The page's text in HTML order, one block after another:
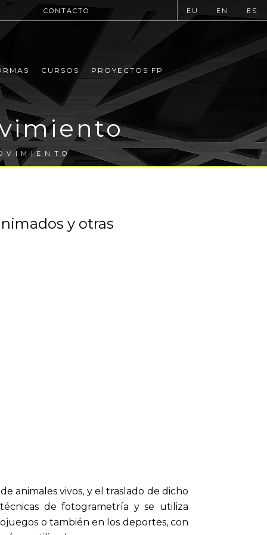
CONTACTO EU EN ES
CURSOS PROYECTOS FP
y otras
animales vivos, y el traslado de dicho
de fotogrametría y se utiliza
o también en los deportes, con